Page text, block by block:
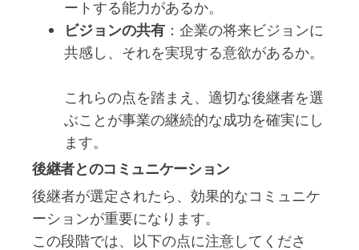
ートする能力があるか。
ビジョンの共有 ：企業の将来ビジョンに
共感し、それを実現する意欲があるか。
これらの点を踏まえ、適切な後継者を選
ぶことが事業の継続的な成功を確実にし
ます。
後継者とのコミュニケーション
後継者が選定されたら、効果的なコミュニケ
ーションが重要になります。
この段階では、以下の点に注意してくださ